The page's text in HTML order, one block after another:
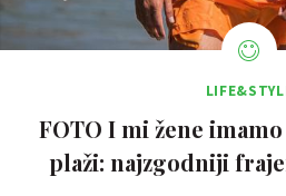
FOTO I mi žene
plaži: najzgodniji